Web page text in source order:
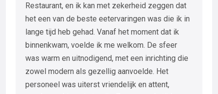
Restaurant, en ik kan met zekerheid zeggen dat
het een van de beste eetervaringen was die ik in
lange tijd heb gehad. Vanaf het moment dat ik
binnenkwam, voelde ik me welkom. De sfeer
was warm en uitnodigend, met een inrichting die
zowel modern als gezellig aanvoelde. Het
personeel was uiterst vriendelijk en attent,